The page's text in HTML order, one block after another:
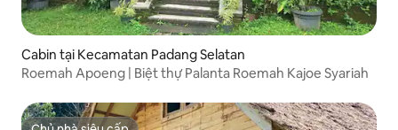
Cabin tại Kecamatan Padang Selatan
Roemah Apoeng | Biệt thự Palanta Roemah Kajoe Syariah